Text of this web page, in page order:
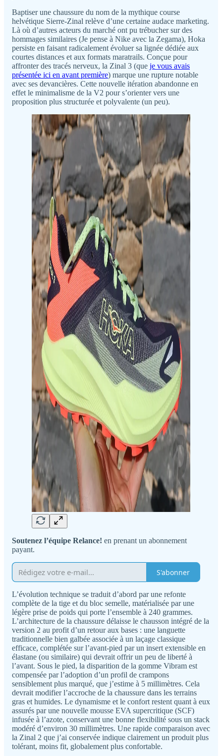
Baptiser une chaussure du nom de la mythique course
helvétique Sierre-Zinal relève d’une certaine audace marketing.
Là où d’autres acteurs du marché ont pu trébucher sur des
hommages similaires (Je pense à Nike avec la Zegama), Hoka
persiste en faisant radicalement évoluer sa lignée dédiée aux
courtes distances et aux formats maratrails. Conçue pour
affronter des tracés nerveux, la Zinal 3 (que je vous avais
présentée ici en avant première) marque une rupture notable
avec ses devancières. Cette nouvelle itération abandonne en
effet le minimalisme de la V2 pour s’orienter vers une
proposition plus structurée et polyvalente (un peu).
Soutenez l’équipe Relance! en prenant un abonnement
payant.
S'abonner
L’évolution technique se traduit d’abord par une refonte
complète de la tige et du bloc semelle, matérialisée par une
légère prise de poids qui porte l’ensemble à 240 grammes.
L’architecture de la chaussure délaisse le chausson intégré de la
version 2 au profit d’un retour aux bases : une languette
traditionnelle bien galbée associée à un laçage classique
efficace, complétée sur l’avant-pied par un insert extensible en
élastane (ou similaire) qui devrait offrir un peu de liberté à
l’avant. Sous le pied, la disparition de la gomme Vibram est
compensée par l’adoption d’un profil de crampons
sensiblement plus marqué, que j’estime à 5 millimètres. Cela
devrait modifier l’accroche de la chaussure dans les terrains
gras et humides. Le dynamisme et le confort restent quant à eux
assurés par une nouvelle mousse EVA supercritique (SCF)
infusée à l’azote, conservant une bonne flexibilité sous un stack
modéré d’environ 30 millimètres. Une rapide comparaison avec
la Zinal 2 que j’ai conservée indique clairement un produit plus
tolérant, moins fit, globalement plus confortable.